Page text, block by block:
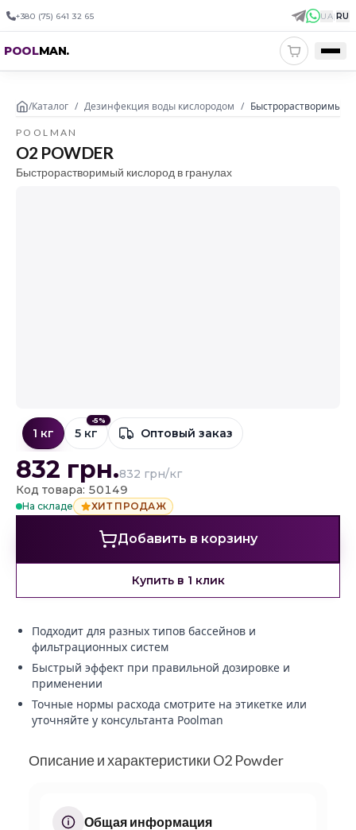
+380 (75) 641 32 65 UA|RU
POOLMAN.
/Каталог / Дезинфекция воды кислородом / Быстрорастворимый
POOLMAN
O2 POWDER
Быстрорастворимый кислород в гранулах
1 кг
-5%
5 кг Оптовый заказ
832 грн.832 грн/кг
Код товара: 50149
На складе ХИТ ПРОДАЖ
Добавить в корзину
Купить в 1 клик
Подходит для разных типов бассейнов и
фильтрационных систем
Быстрый эффект при правильной дозировке и
применении
Точные нормы расхода смотрите на этикетке или
уточняйте у консультанта Poolman
Описание и характеристики O2 Powder
Общая информация